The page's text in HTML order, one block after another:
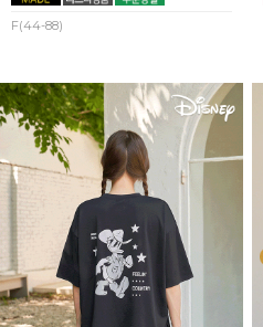
F(44-88)